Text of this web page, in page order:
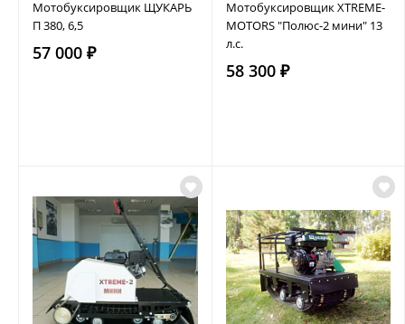
Мотобуксировщик ЩУКАРЬ
П 380, 6,5
57 000 ₽
Мотобуксировщик XTREME-
MOTORS "Полюс-2 мини" 13
л.с.
58 300 ₽